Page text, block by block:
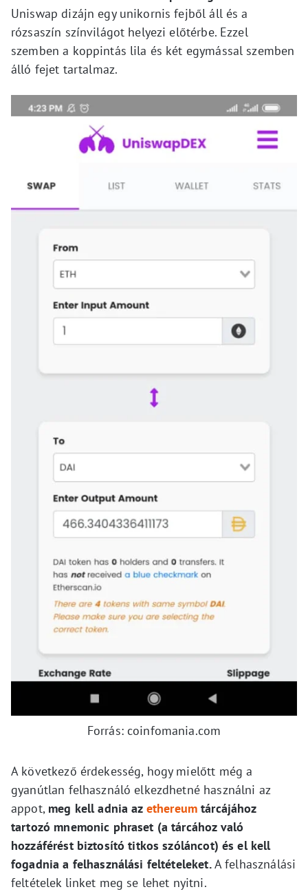
Uniswap dizájn egy unikornis fejből áll és a
rózsaszín színvilágot helyezi előtérbe. Ezzel
szemben a koppintás lila és két egymással szemben
álló fejet tartalmaz.
Forrás: coinfomania.com
A következő érdekesség, hogy mielőtt még a
gyanútlan felhasználó elkezdhetné használni az
appot, meg kell adnia az ethereumtárcájához
tartozó mnemonic phraset (a tárcához való
hozzáférést biztosító titkos szóláncot) és el kell
fogadnia a felhasználási feltételeket.A felhasználási
feltételek linket meg se lehet nyitni.